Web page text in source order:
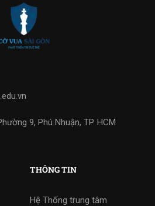
9, Phú Nhuận, TP. HCM
THÔNG TIN
Hệ Thống trung tâm